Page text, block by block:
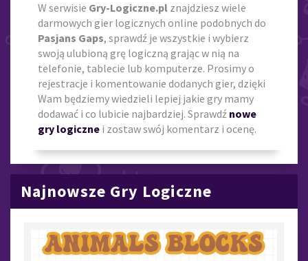
W serwisie Gry-Logiczne.pl znajdziesz wiele
darmowych gier logicznych online podobnych do
Pasjans Gaps, sprawdź je wszystkie i wybierz
swoją ulubioną grę logiczną grając w nią na
telefonie, tablecie lub komputerze. Prosimy o
rejestracje i komentowanie dodanych gier, dzięki
Wam będziemy wiedzieli lepiej jakie gry mamy
dodawać i co lubicie najbardziej. Sprawdź nowe
gry logiczne i zostaw swój komentarz i ocenę.
Najnowsze Gry Logiczne